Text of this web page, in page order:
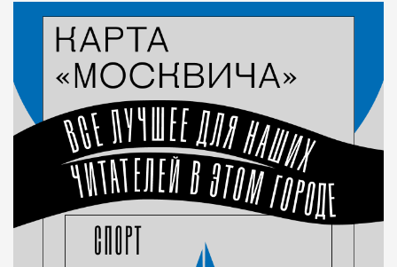
Город